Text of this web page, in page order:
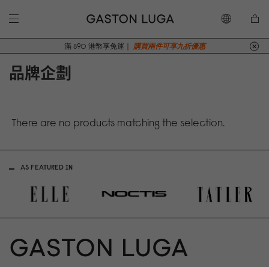
滿 890 港幣享免運｜ 購買兩件可享九折優惠
品牌企劃
There are no products matching the selection.
AS FEATURED IN